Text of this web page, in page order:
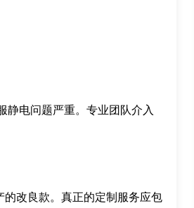
静电问题严重。专业团队介入
改良款。真正的定制服务应包